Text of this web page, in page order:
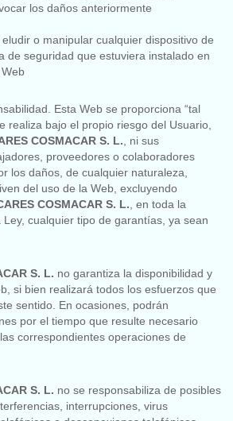
los daños anteriormente
o manipular cualquier dispositivo de
de seguridad que estuviera instalado en
Esta Web se proporciona “tal
realiza bajo el propio riesgo del Usuario,
COSMACAR S. L., ni sus
proveedores o colaboradores
los daños, de cualquier naturaleza,
del uso de la Web, excluyendo
COSMACAR S. L., en toda la
cualquier tipo de garantías, ya sean
S. L. no garantiza la disponibilidad y
si bien realizará todos los esfuerzos que
sentido. En ocasiones, podrán
por el tiempo que resulte necesario
correspondientes operaciones de
S. L. no se responsabiliza de posibles
interrupciones, virus